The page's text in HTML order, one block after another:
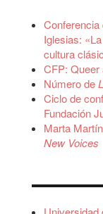
Iglesias:
cultura
CFP: Queer
Número de
Ciclo de
Fundación
Marta
New Voices